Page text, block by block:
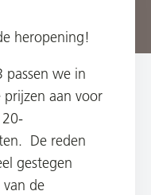
heropening!
passen we in
aan voor
De reden
gestegen
de